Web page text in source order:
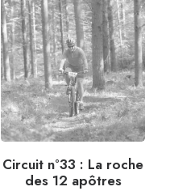
Circuit n°33 : La roche
des 12 apôtres